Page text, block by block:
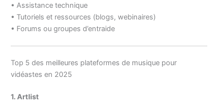
• Assistance technique
• Tutoriels et ressources (blogs, webinaires)
• Forums ou groupes d’entraide
Top 5 des meilleures plateformes de musique pour
vidéastes en 2025
1. Artlist